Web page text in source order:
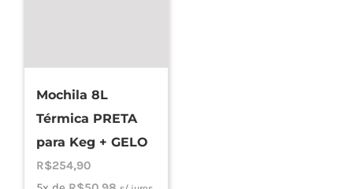
Mochila 8L
Térmica PRETA
para Keg + GELO
R$254,90